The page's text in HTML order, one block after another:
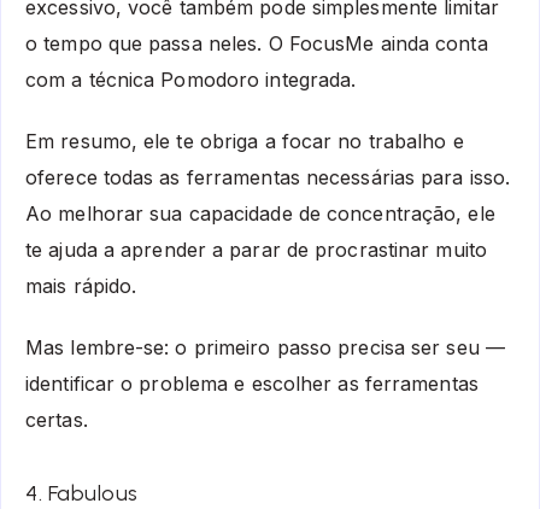
excessivo, você também pode simplesmente limitar
o tempo que passa neles. O FocusMe ainda conta
com a técnica Pomodoro integrada.
Em resumo, ele te obriga a focar no trabalho e
oferece todas as ferramentas necessárias para isso.
Ao melhorar sua capacidade de concentração, ele
te ajuda a aprender a parar de procrastinar muito
mais rápido.
Mas lembre-se: o primeiro passo precisa ser seu —
identificar o problema e escolher as ferramentas
certas.
4. Fabulous